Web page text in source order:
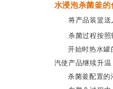
水浸泡杀菌釜的
将产品装篮送入
杀菌过程按照输
开始时热水罐的
汽使产品继续升温
杀菌釜配置的液